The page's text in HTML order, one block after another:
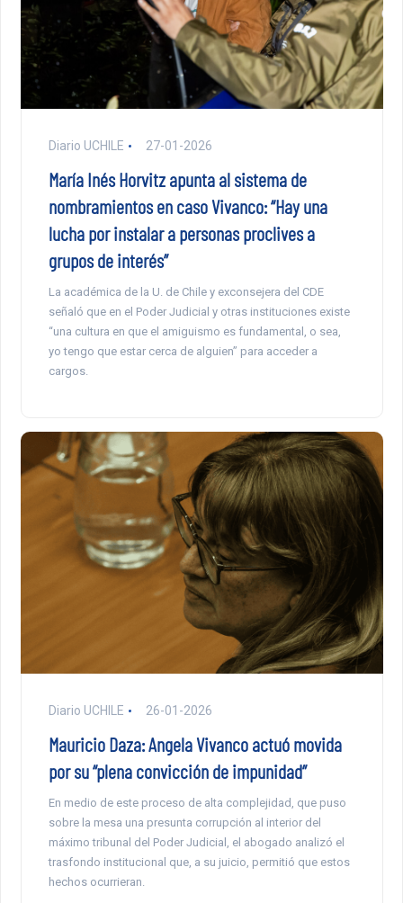
Diario UCHILE 27-01-2026
María Inés Horvitz apunta al sistema de
nombramientos en caso Vivanco: “Hay una
lucha por instalar a personas proclives a
grupos de interés”
La académica de la U. de Chile y exconsejera del CDE
señaló que en el Poder Judicial y otras instituciones existe
“una cultura en que el amiguismo es fundamental, o sea,
yo tengo que estar cerca de alguien” para acceder a
cargos.
Diario UCHILE 26-01-2026
Mauricio Daza: Angela Vivanco actuó movida
por su “plena convicción de impunidad”
En medio de este proceso de alta complejidad, que puso
sobre la mesa una presunta corrupción al interior del
máximo tribunal del Poder Judicial, el abogado analizó el
trasfondo institucional que, a su juicio, permitió que estos
hechos ocurrieran.